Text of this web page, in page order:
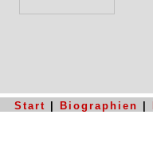
Start Biographien